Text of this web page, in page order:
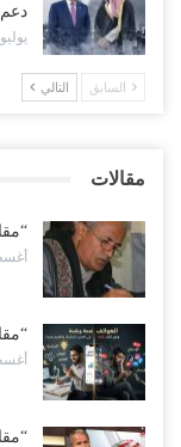
“تعز“| غضب شعبي يشلّ
الاستراتيجية بالانفجار
أغسطس 2, 2026
أغسطس 1, 2026
يوليو 16, 2026
السابق التالي
مقالات